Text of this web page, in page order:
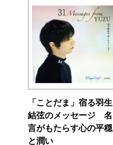
「ことだま」宿る羽生
結弦のメッセージ 名
言がもたらす心の平穏
と潤い